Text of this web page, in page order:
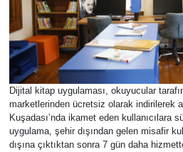
Dijital kitap uygulaması, okuyucular
marketlerinden ücretsiz olarak indirilerek
Kuşadası’nda ikamet eden kullanıcılara
uygulama, şehir dışından gelen misafir
dışına çıktıktan sonra 7 gün daha